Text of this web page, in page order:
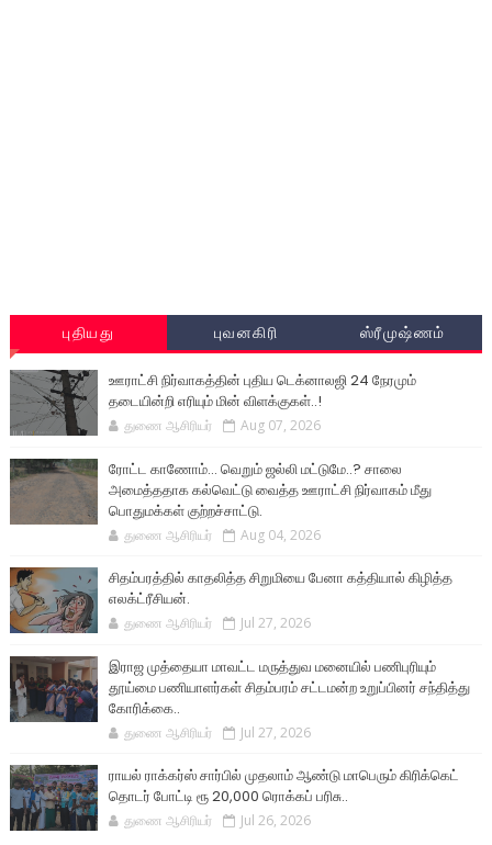
புதியது புவனகிரி ஸ்ரீமுஷ்ணம்
ஊராட்சி நிர்வாகத்தின் புதிய டெக்னாலஜி 24 நேரமும்
தடையின்றி எரியும் மின் விளக்குகள்..!
துணை ஆசிரியர் Aug 07, 2026
ரோட்ட காணோம்... வெறும் ஜல்லி மட்டுமே..? சாலை
அமைத்ததாக கல்வெட்டு வைத்த ஊராட்சி நிர்வாகம் மீது
பொதுமக்கள் குற்றச்சாட்டு.
துணை ஆசிரியர் Aug 04, 2026
சிதம்பரத்தில் காதலித்த சிறுமியை பேனா கத்தியால் கிழித்த
எலக்ட்ரீசியன்.
துணை ஆசிரியர் Jul 27, 2026
இராஜ முத்தையா மாவட்ட மருத்துவ மனையில் பணிபுரியும்
தூய்மை பணியாளர்கள் சிதம்பரம் சட்டமன்ற உறுப்பினர் சந்தித்து
கோரிக்கை..
துணை ஆசிரியர் Jul 27, 2026
ராயல் ராக்கர்ஸ் சார்பில் முதலாம் ஆண்டு மாபெரும் கிரிக்கெட்
தொடர் போட்டி ரூ 20,000 ரொக்கப் பரிசு..
துணை ஆசிரியர் Jul 26, 2026